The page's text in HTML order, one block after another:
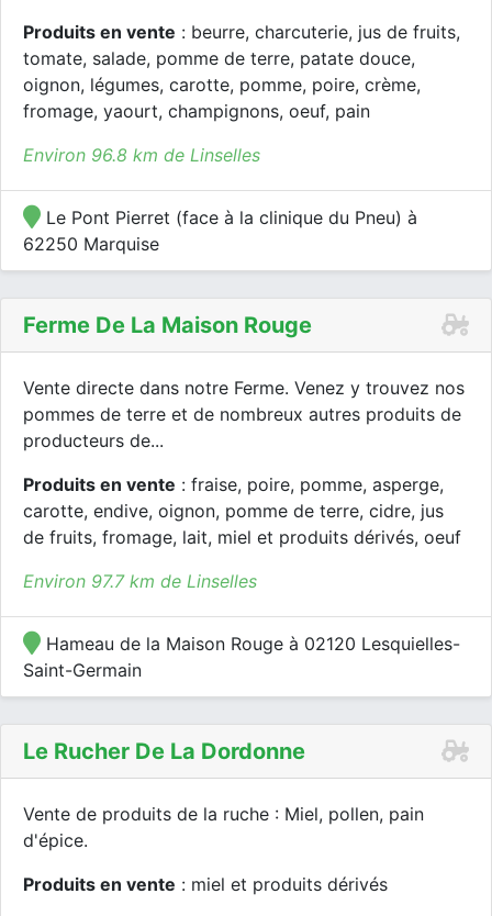
Produits en vente : beurre, charcuterie, jus de fruits,
tomate, salade, pomme de terre, patate douce,
oignon, légumes, carotte, pomme, poire, crème,
fromage, yaourt, champignons, oeuf, pain
Environ 96.8 km de Linselles
Le Pont Pierret (face à la clinique du Pneu) à
62250 Marquise
Ferme De La Maison Rouge
Vente directe dans notre Ferme. Venez y trouvez nos
pommes de terre et de nombreux autres produits de
producteurs de...
Produits en vente : fraise, poire, pomme, asperge,
carotte, endive, oignon, pomme de terre, cidre, jus
de fruits, fromage, lait, miel et produits dérivés, oeuf
Environ 97.7 km de Linselles
Hameau de la Maison Rouge à 02120 Lesquielles-
Saint-Germain
Le Rucher De La Dordonne
Vente de produits de la ruche : Miel, pollen, pain
d'épice.
Produits en vente : miel et produits dérivés